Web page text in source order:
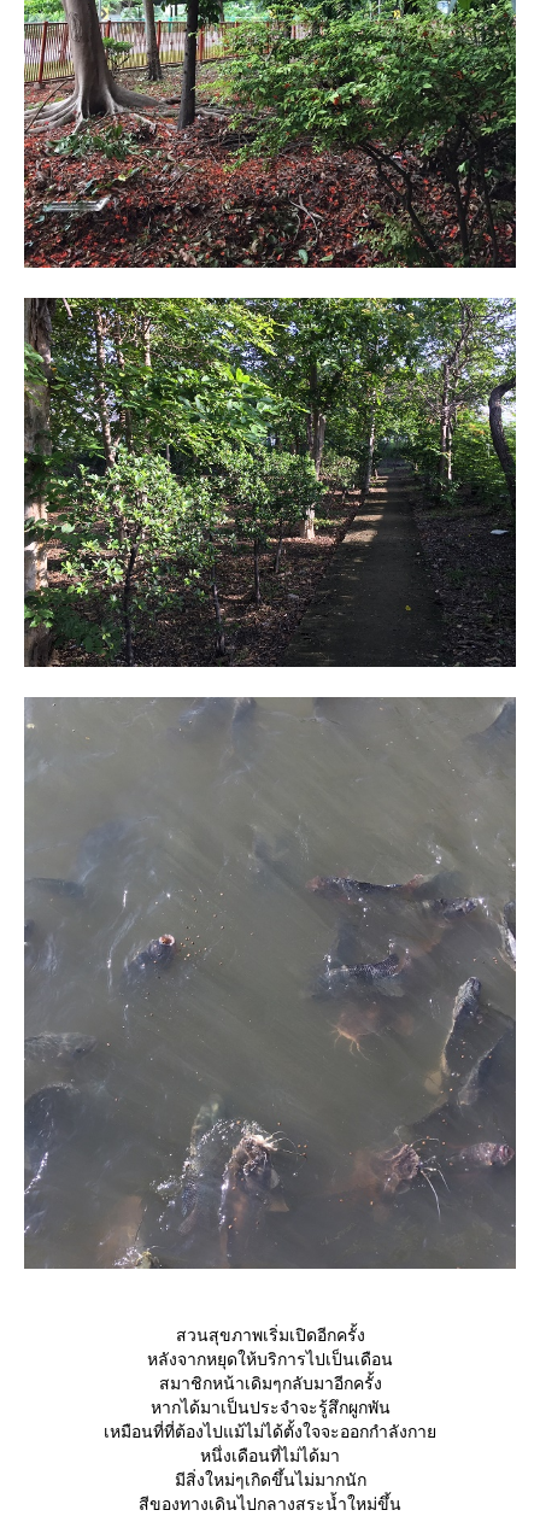
สวนสุขภาพเริ่มเปิดอีกครั้ง
หลังจากหยุดให้บริการไปเป็นเดือน
สมาชิกหน้าเดิมๆกลับมาอีกครั้ง
หากได้มาเป็นประจำจะรู้สึกผูกพัน
เหมือนที่ที่ต้องไปแม้ไม่ได้ตั้งใจจะออกกำลังกา
หนึ่งเดือนที่ไม่ได้มา
มีสิ่งใหม่ๆเกิดขึ้นไม่มากนัก
สีของทางเดินไปกลางสระน้ำใหม่ขึ้น